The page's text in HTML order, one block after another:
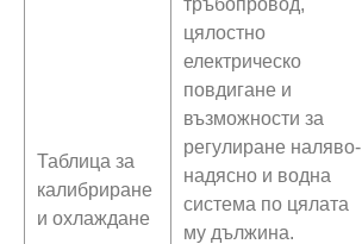
Таблица за
калибриране
и охлаждане
цялостно
електрическо
повдигане и
възможности за
регулиране наляво-
надясно и водна
система по цялата
му дължина.